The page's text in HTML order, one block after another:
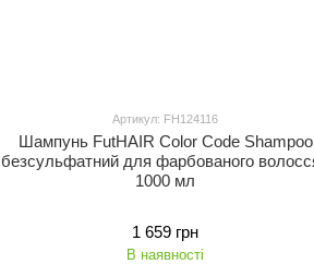
Артикул: FH124116
Шампунь FutHAIR Color Code Shampoo
безсульфатний для фарбованого волосся ,
1000 мл
1 659 грн
В наявності